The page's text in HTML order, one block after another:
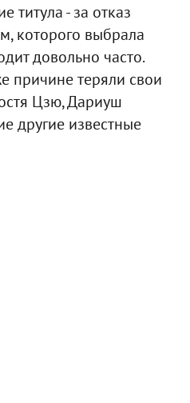
титула - за отказ
которого выбрала
довольно часто.
причине теряли свои
Цзю, Дариуш
другие известные